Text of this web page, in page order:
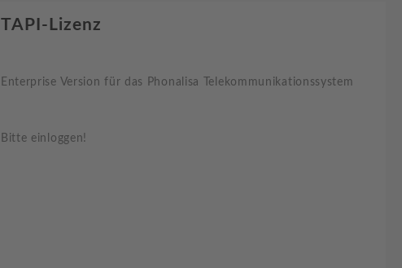
TAPI-Lizenz
Enterprise Version für das Phonalisa Telekommunikationssystem
Bitte einloggen!